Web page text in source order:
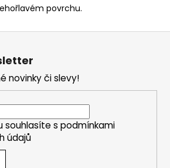
povrchu.
novinky či slevy!
souhlasíte s podmínkami
údajů